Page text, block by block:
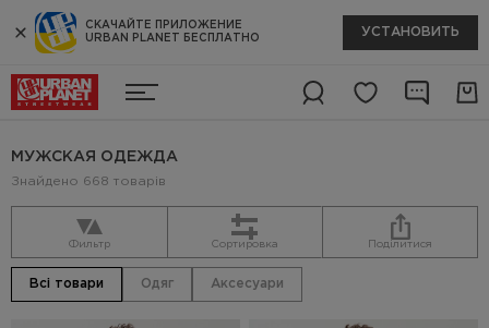
СКАЧАЙТЕ ПРИЛОЖЕНИЕ
URBAN PLANET БЕСПЛАТНО
УСТАНОВИТЬ
МУЖСКАЯ ОДЕЖДА
Знайдено 668 товарів
Фильтр Сортировка Поділитися
Всі товари Одяг Аксесуари